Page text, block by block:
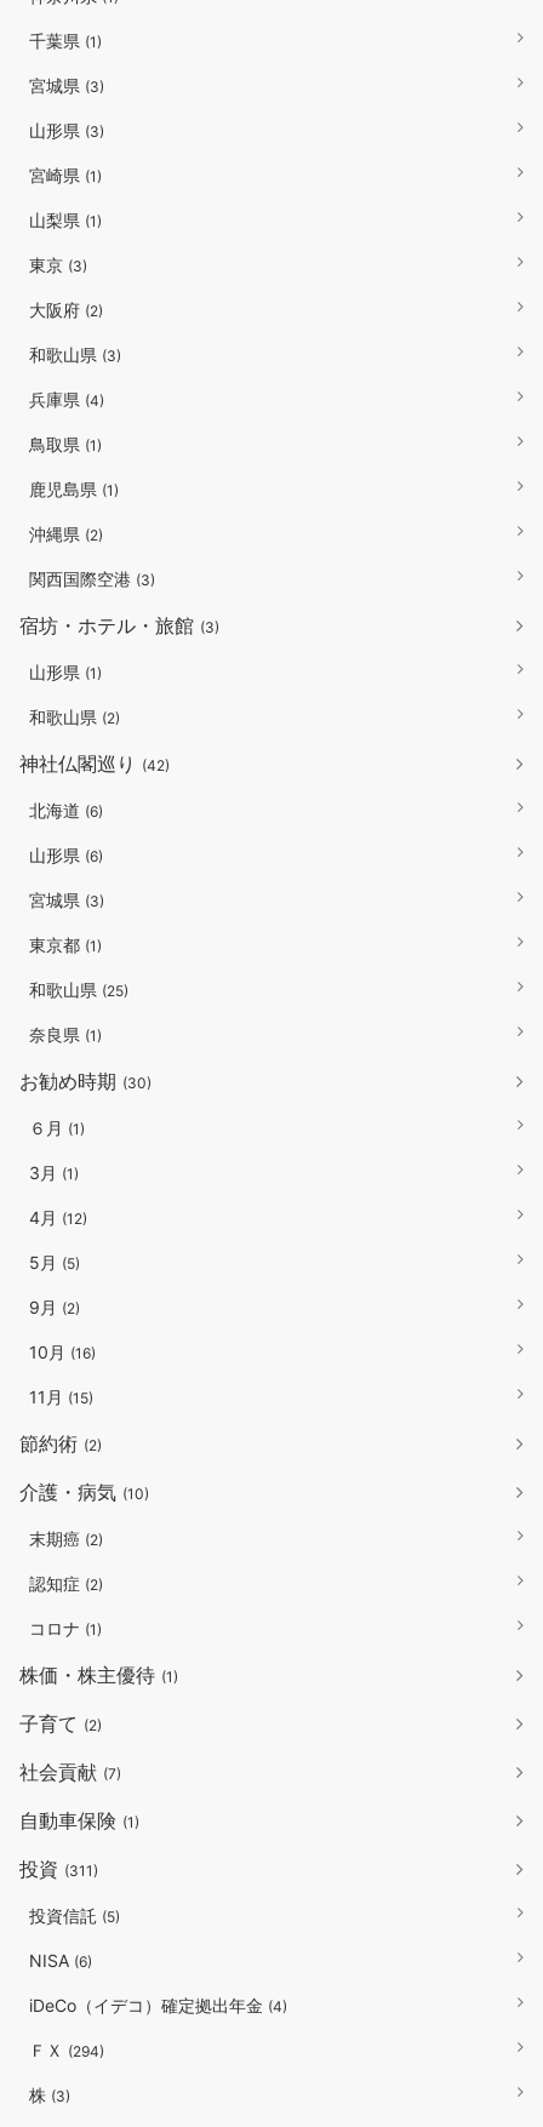
千葉県 (1)
宮城県 (3)
山形県 (3)
宮崎県 (1)
山梨県 (1)
東京 (3)
大阪府 (2)
和歌山県 (3)
兵庫県 (4)
鳥取県 (1)
鹿児島県 (1)
沖縄県 (2)
関西国際空港 (3)
宿坊・ホテル・旅館 (3)
山形県 (1)
和歌山県 (2)
神社仏閣巡り (42)
北海道 (6)
山形県 (6)
宮城県 (3)
東京都 (1)
和歌山県 (25)
奈良県 (1)
お勧め時期 (30)
６月 (1)
3月 (1)
4月 (12)
5月 (5)
9月 (2)
10月 (16)
11月 (15)
節約術 (2)
介護・病気 (10)
末期癌 (2)
認知症 (2)
コロナ (1)
株価・株主優待 (1)
子育て (2)
社会貢献 (7)
自動車保険 (1)
投資 (311)
投資信託 (5)
NISA (6)
iDeCo（イデコ）確定拠出年金 (4)
ＦＸ (294)
株 (3)